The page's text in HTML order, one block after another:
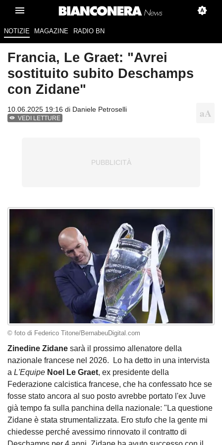
NOTIZIE MAGAZINE RADIO BN
Francia, Le Graet: "Avrei
sostituito subito Deschamps
con Zidane"
10.06.2025 19:16 di Daniele Petroselli
VEDI LETTURE
© foto di Federico Titone/BernabeuDigital.com
Zinedine Zidane sarà il prossimo allenatore della
nazionale francese nel 2026. Lo ha detto in una intervista
a L'Equipe Noel Le Graet, ex presidente della
Federazione calcistica francese, che ha confessato hce se
fosse stato ancora al suo posto avrebbe portato l'ex Juve
già tempo fa sulla panchina della nazionale: "La questione
Zidane è stata strumentalizzata. Ero stufo che la gente mi
chiedesse perché avessimo rinnovato il contratto di